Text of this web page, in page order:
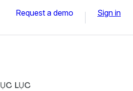
Request a demo Sign in
LỤC